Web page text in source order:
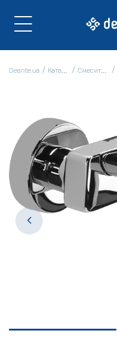
Deante.ua Каталог Смесители